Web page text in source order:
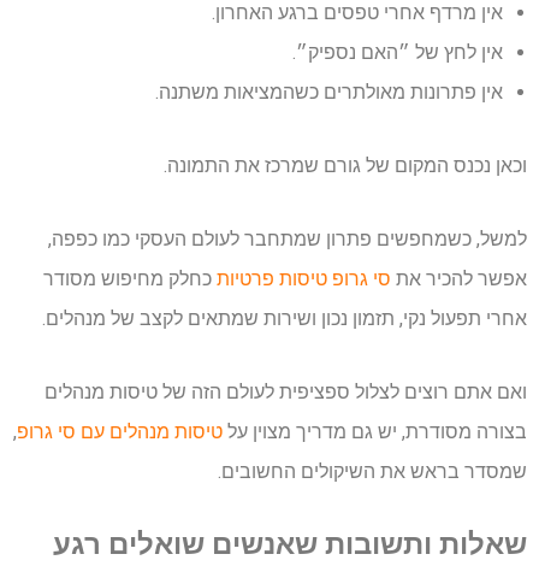
אין מרדף אחרי טפסים ברגע האחרון.
אין לחץ של ״האם נספיק״.
אין פתרונות מאולתרים כשהמציאות משתנה.
וכאן נכנס המקום של גורם שמרכז את התמונה.
למשל, כשמחפשים פתרון שמתחבר לעולם העסקי כמו כפפה,
אפשר להכיר את סי גרופ טיסות פרטיות כחלק מחיפוש מסודר
אחרי תפעול נקי, תזמון נכון ושירות שמתאים לקצב של מנהלים.
ואם אתם רוצים לצלול ספציפית לעולם הזה של טיסות מנהלים
בצורה מסודרת, יש גם מדריך מצוין על טיסות מנהלים עם סי גרופ,
שמסדר בראש את השיקולים החשובים.
שאלות ותשובות שאנשים שואלים רגע